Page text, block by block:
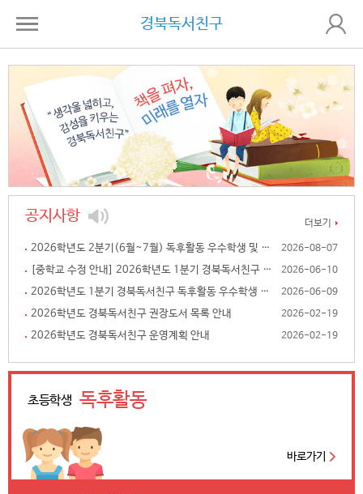
경북독서친구
공지사항
2026학년도 2분기(6월~7월) 독후활동 우수학생 및 1학기 한 학.. 2026-08-07
[중학교 수정 안내] 2026학년도 1분기 경북독서친구 독후활동.. 2026-06-10
2026학년도 1분기 경북독서친구 독후활동 우수학생 안내 2026-06-09
2026학년도 경북독서친구 권장도서 목록 안내 2026-02-19
2026학년도 경북독서친구 운영계획 안내 2026-02-19
더보기
초등학생 독후활동
바로가기